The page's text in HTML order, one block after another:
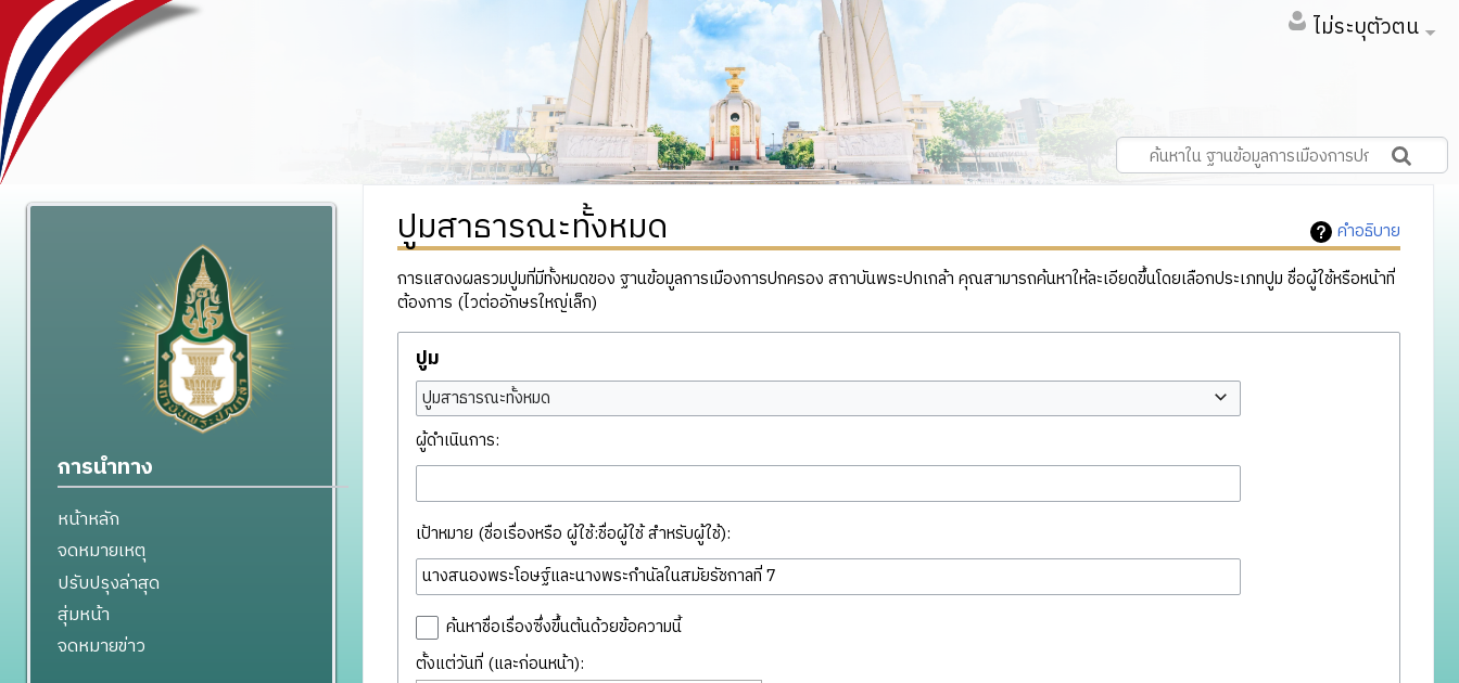
ไม่ระบุตัวตน
คำอธิบาย
ปูมสาธารณะทั้งหมด
การแสดงผลรวมปูมที่มีทั้งหมดของ ฐานข้อมูลการเมืองการปกครอง สถาบันพระปกเกล้า คุณสามารถค้นหาให้ละเอียดขึ้นโดยเลือกประเภทปูม ชื่อผู้ใช้หรือหน้าที่
ต้องการ (ไวต่ออักษรใหญ่เล็ก)
ปูม
ปูมสาธารณะทั้งหมด
ผู้ดำเนินการ:
เป้าหมาย (ชื่อเรื่องหรือ ผู้ใช้:ชื่อผู้ใช้ สำหรับผู้ใช้):
ค้นหาชื่อเรื่องซึ่งขึ้นต้นด้วยข้อความนี้
ตั้งแต่วันที่ (และก่อนหน้า):
การนำทาง
หน้าหลัก
จดหมายเหตุ
ปรับปรุงล่าสุด
สุ่มหน้า
จดหมายข่าว